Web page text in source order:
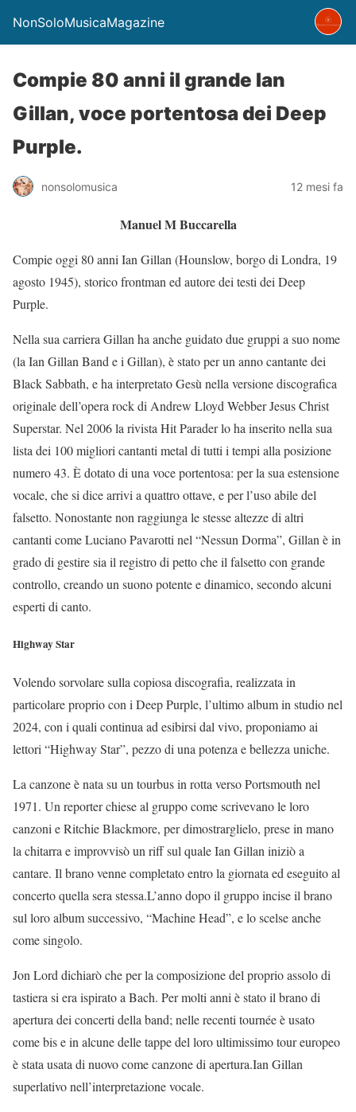
NonSoloMusicaMagazine
Compie 80 anni il grande Ian
Gillan, voce portentosa dei Deep
Purple.
nonsolomusica 12 mesi fa
Manuel M Buccarella
Compie oggi 80 anni Ian Gillan (Hounslow, borgo di Londra, 19
agosto 1945), storico frontman ed autore dei testi dei Deep
Purple.
Nella sua carriera Gillan ha anche guidato due gruppi a suo nome
(la Ian Gillan Band e i Gillan), è stato per un anno cantante dei
Black Sabbath, e ha interpretato Gesù nella versione discografica
originale dell’opera rock di Andrew Lloyd Webber Jesus Christ
Superstar. Nel 2006 la rivista Hit Parader lo ha inserito nella sua
lista dei 100 migliori cantanti metal di tutti i tempi alla posizione
numero 43. È dotato di una voce portentosa: per la sua estensione
vocale, che si dice arrivi a quattro ottave, e per l’uso abile del
falsetto. Nonostante non raggiunga le stesse altezze di altri
cantanti come Luciano Pavarotti nel “Nessun Dorma”, Gillan è in
grado di gestire sia il registro di petto che il falsetto con grande
controllo, creando un suono potente e dinamico, secondo alcuni
esperti di canto.
Highway Star
Volendo sorvolare sulla copiosa discografia, realizzata in
particolare proprio con i Deep Purple, l’ultimo album in studio nel
2024, con i quali continua ad esibirsi dal vivo, proponiamo ai
lettori “Highway Star”, pezzo di una potenza e bellezza uniche.
La canzone è nata su un tourbus in rotta verso Portsmouth nel
1971. Un reporter chiese al gruppo come scrivevano le loro
canzoni e Ritchie Blackmore, per dimostrarglielo, prese in mano
la chitarra e improvvisò un riff sul quale Ian Gillan iniziò a
cantare. Il brano venne completato entro la giornata ed eseguito al
concerto quella sera stessa.L’anno dopo il gruppo incise il brano
sul loro album successivo, “Machine Head”, e lo scelse anche
come singolo.
Jon Lord dichiarò che per la composizione del proprio assolo di
tastiera si era ispirato a Bach. Per molti anni è stato il brano di
apertura dei concerti della band; nelle recenti tournée è usato
come bis e in alcune delle tappe del loro ultimissimo tour europeo
è stata usata di nuovo come canzone di apertura.Ian Gillan
superlativo nell’interpretazione vocale.